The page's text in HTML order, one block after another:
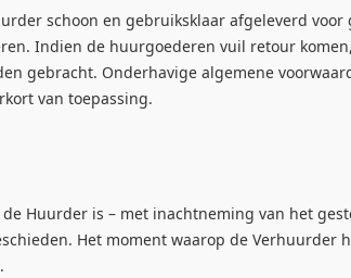
schoon en gebruiksklaar afgeleverd voor
Indien de huurgoederen vuil retour
gebracht. Onderhavige algemene
van toepassing.
Huurder is – met inachtneming van het
Het moment waarop de Verhuurder